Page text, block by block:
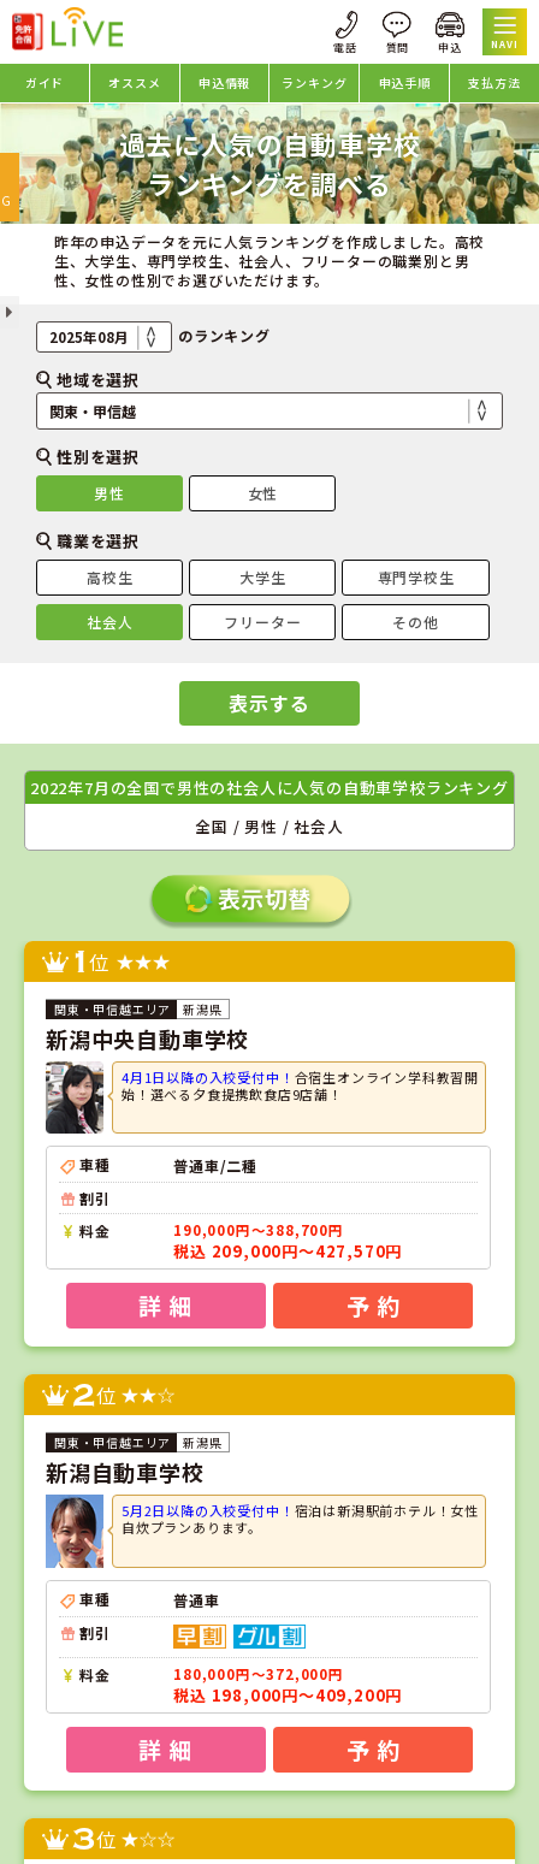
NAVI
ガイド オススメ 申込情報 ランキング 申込手順 支払方法
過去に人気の自動車学校
ランキングを調べる
昨年の申込データを元に人気ランキングを作成しました。高校
生、大学生、専門学校生、社会人、フリーターの職業別と男
性、女性の性別でお選びいただけます。
のランキング
地域を選択
性別を選択
男性 女性
職業を選択
高校生 大学生 専門学校生
社会人 フリーター その他
表示する
2022年7月の全国で男性の社会人に人気の自動車学校ランキング
全国 / 男性 / 社会人
1位
新潟県
新潟中央自動車学校
4月1日以降の入校受付中！ 合宿生オンライン学科教習開
始！選べる夕食提携飲食店9店舗！
車種
普通車/二種
割引
料金
190,000円～388,700円
税込 209,000円～427,570円
詳 細 予 約
2位
新潟県
新潟自動車学校
5月2日以降の入校受付中！ 宿泊は新潟駅前ホテル！女性
自炊プランあります。
車種
普通車
割引
料金 180,000円～372,000円
税込 198,000円～409,200円
詳 細 予 約
3位